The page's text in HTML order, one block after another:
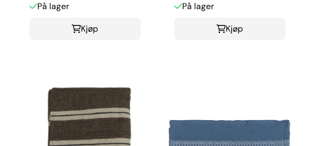
På lager
Kjøp
På lager
Kjøp